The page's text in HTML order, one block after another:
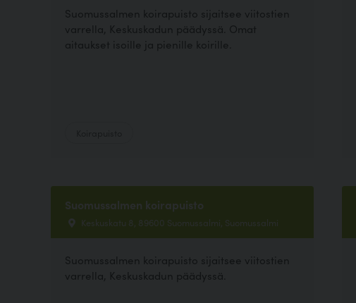
Suomussalmen koirapuisto sijaitsee viitostien
varrella, Keskuskadun päädyssä. Omat
aitaukset isoille ja pienille koirille.
Suomussalmen koirapuisto
Keskuskatu 8, 89600 Suomussalmi, Suomussalmi
Suomussalmen koirapuisto sijaitsee viitostien
varrella, Keskuskadun päädyssä.